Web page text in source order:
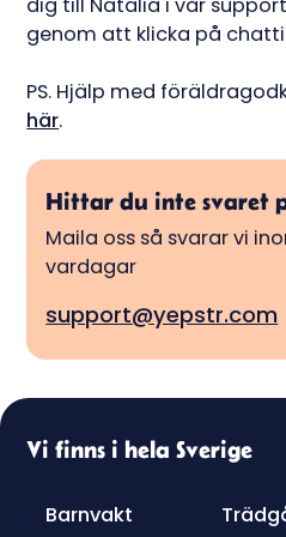
genom att klicka på
PS. Hjälp med
här.
Hittar du inte svaret
Maila oss så svarar vi
vardagar
support@yepstr.com
Vi finns i hela Sverige
Barnvakt